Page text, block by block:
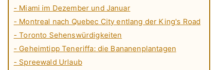
- Miami im Dezember und Januar
- Montreal nach Quebec City entlang der King's Road
- Toronto Sehenswürdigkeiten
- Geheimtipp Teneriffa: die Bananenplantagen
- Spreewald Urlaub